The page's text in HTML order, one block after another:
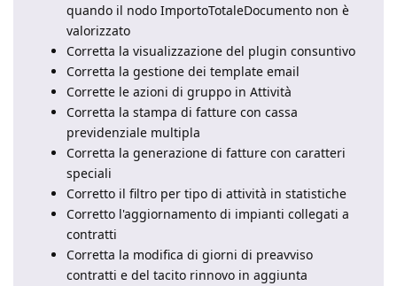
quando il nodo ImportoTotaleDocumento non è
valorizzato
Corretta la visualizzazione del plugin consuntivo
Corretta la gestione dei template email
Corrette le azioni di gruppo in Attività
Corretta la stampa di fatture con cassa
previdenziale multipla
Corretta la generazione di fatture con caratteri
speciali
Corretto il filtro per tipo di attività in statistiche
Corretto l'aggiornamento di impianti collegati a
contratti
Corretta la modifica di giorni di preavviso
contratti e del tacito rinnovo in aggiunta